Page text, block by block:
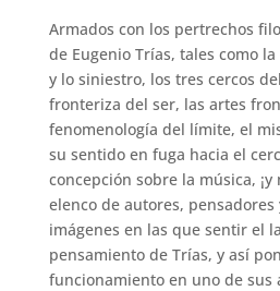
Armados con los pertrechos
de Eugenio Trías, tales como
y lo siniestro, los tres cercos
fronteriza del ser, las artes
fenomenología del límite, el
su sentido en fuga hacia el
concepción sobre la música,
elenco de autores,
imágenes en las que sentir el
pensamiento de Trías, y así
funcionamiento en uno de sus